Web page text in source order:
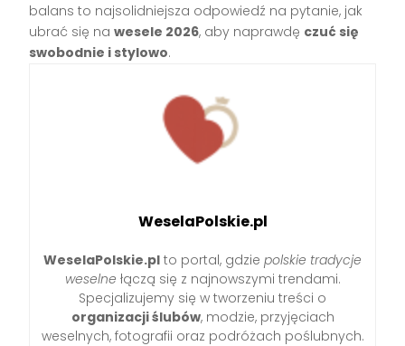
balans to najsolidniejsza odpowiedź na pytanie, jak
ubrać się nawesele 2026, aby naprawdę czuć się
swobodnie i stylowo.
WeselaPolskie.pl
WeselaPolskie.pl to portal, gdzie polskie tradycje
weselne łączą się z najnowszymi trendami.
Specjalizujemy się w tworzeniu treści o
organizacji ślubów, modzie, przyjęciach
weselnych, fotografii oraz podróżach poślubnych.